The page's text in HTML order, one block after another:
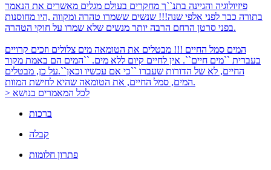
פיזיולוגיה והגיינה בתנ``ך מחקרים בעולם מגלים מאשרים את הנאמר
בתורה כבר לפני אלפי שנה!!! שנשים ששמרו טהרה ומקווה ,היו מחוסנות
בפני סרטן הרחם הרבה יותר מנשים שלא שמרו על חוקי הטהרה.
המים סמל החיים !!! מבטלים את הטומאה מים צלולים וזכים קרויים
בעברית ``מים חיים``. אין לחיים קיום ללא מים. ``המים הם באמת מקור
החיים, לא של הדורות שעברו ``כי אם עכשיו וכאן``.על כן, מבטלים
המים, סמל החיים, את הטומאה שהיא לחישת המוות.
> לכל המאמרים בנושא
ברכות
קבלה
פתרון חלומות